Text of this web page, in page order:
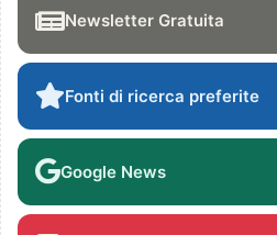
Newsletter Gratuita
Fonti di ricerca preferite
Google News